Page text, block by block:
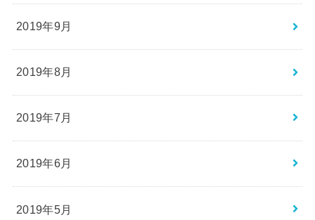
2019年9月
2019年8月
2019年7月
2019年6月
2019年5月